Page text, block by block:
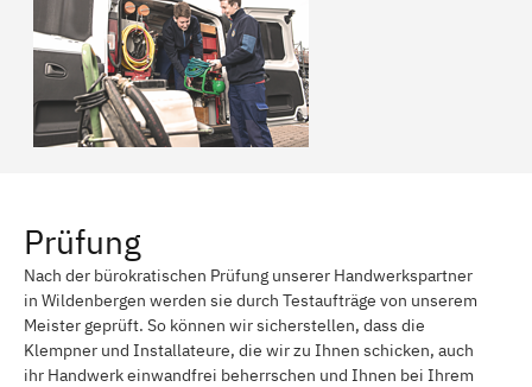
Prüfung
Nach der bürokratischen Prüfung unserer Handwerkspartner
in Wildenbergen werden sie durch Testaufträge von unserem
Meister geprüft. So können wir sicherstellen, dass die
Klempner und Installateure, die wir zu Ihnen schicken, auch
ihr Handwerk einwandfrei beherrschen und Ihnen bei Ihrem